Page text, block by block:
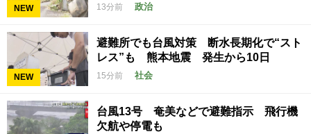
NEW 13分前 政治
NEW
避難所でも台風対策 断水長期化で“スト
レス”も 熊本地震 発生から10日
15分前 社会
台風13号 奄美などで避難指示 飛行機
欠航や停電も